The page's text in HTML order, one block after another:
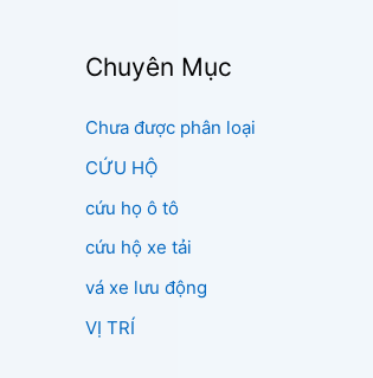
Chuyên Mục
Chưa được phân loại
CỨU HỘ
cứu họ ô tô
cứu hộ xe tải
vá xe lưu động
VỊ TRÍ